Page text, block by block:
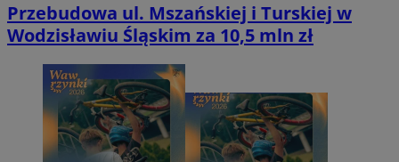
Przebudowa ul. Mszańskiej i Turskiej w
Wodzisławiu Śląskim za 10,5 mln zł